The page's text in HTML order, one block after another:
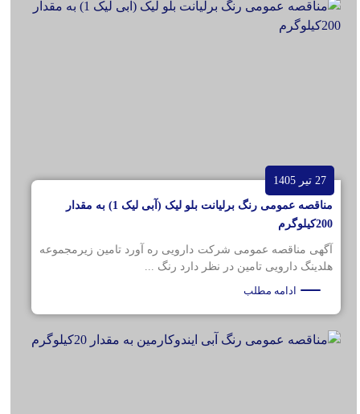
27 تیر 1405
مناقصه عمومی رنگ برلیانت بلو لیک (آبی لیک 1) به مقدار
200کیلوگرم
آگهی مناقصه عمومی شرکت دارویی ره آورد تامین زیرمجموعه
هلدینگ دارویی تامین در نظر دارد رنگ ...
ادامه مطلب